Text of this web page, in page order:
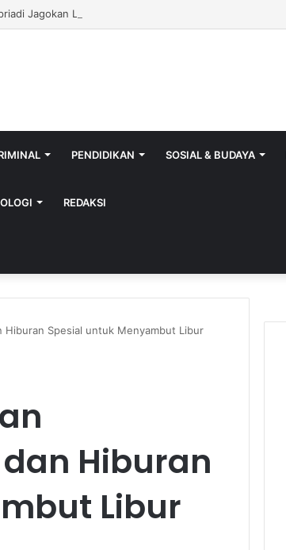
Jagokan Lalu Pathul Bahri Pimpin KONI NTB
PENDIDIKAN SOSIAL & BUDAYA
REDAKSI
Hiburan Spesial untuk Menyambut Libur
Hiburan
Libur